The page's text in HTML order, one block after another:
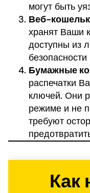
могут быть
Веб-
хранят Ваши
доступны из
Бумажные
распечатки
ключей. Они
режиме и не
требуют
Как